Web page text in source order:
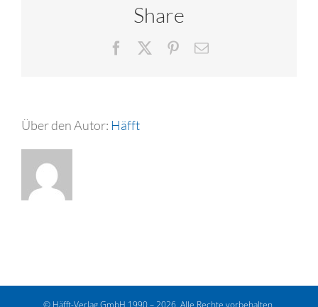
Share
Facebook Pinterest
E-
Über den Autor: Häfft
© Häfft-Verlag GmbH 1990 – 2026. Alle Rechte vorbehalten.